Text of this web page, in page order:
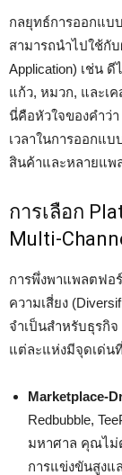
กลยุทธ์การออกแบ
สามารถนำไปใช้กั
Application) เช่น
แก้ว, หมวก, และเ
นี่คือหัวใจของคำว่า
เวลาในการออกแ
สินค้าและหลายแพ
การเลือก
Multi-
การพึ่งพาแพลตฟอ
ความเสี่ยง
จำเป็นสำหรับธุรกิ
แต่ละแห่งมีจุดเด่น
Marketplace-
Redbubble,
มหาศาล คุณไม่
การแข่งขันสูงแ